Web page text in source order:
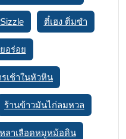
ตี๋เฮง ติ่มซำ
อร่อย
เช้าในหัวหิน
ร้านข้าวมันไก่ลมหวล
หลาเลือดหมูหม้อดิน